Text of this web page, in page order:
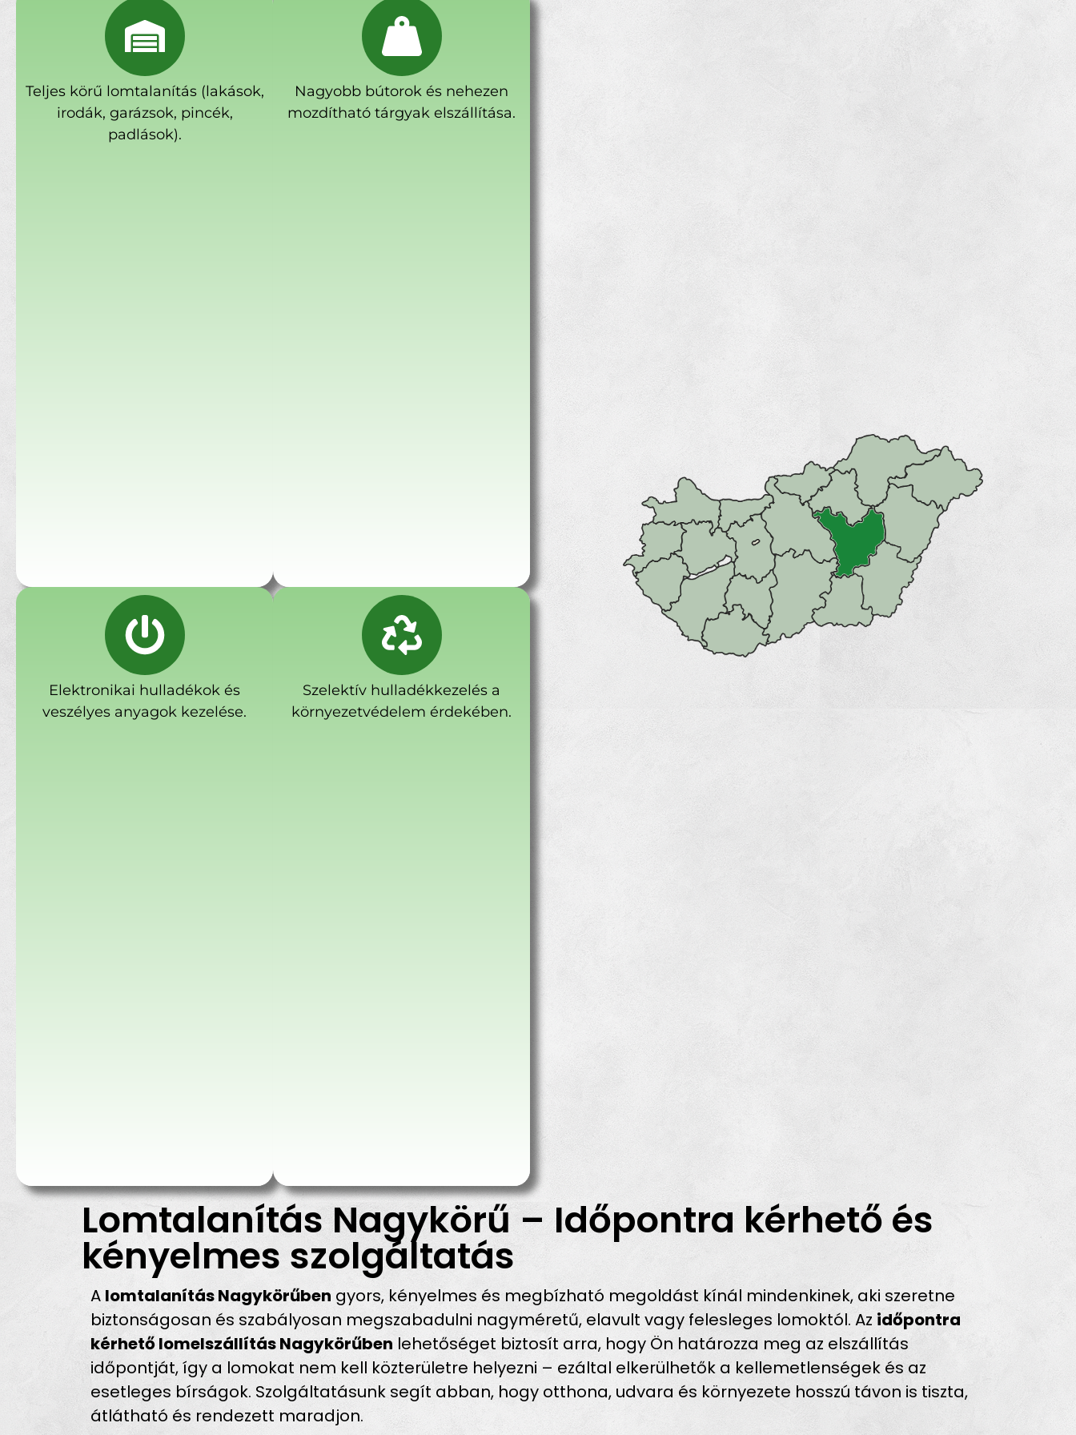
Teljes körű lomtalanítás (lakások,
irodák, garázsok, pincék,
padlások).
Nagyobb bútorok és nehezen
mozdítható tárgyak elszállítása.
Elektronikai hulladékok és
veszélyes anyagok kezelése.
Szelektív hulladékkezelés a
környezetvédelem érdekében.
Lomtalanítás Nagykörű – Időpontra kérhető és
kényelmes szolgáltatás
A lomtalanítás Nagykörűben gyors, kényelmes és megbízható megoldást kínál mindenkinek, aki szeretne
biztonságosan és szabályosan megszabadulni nagyméretű, elavult vagy felesleges lomoktól. Az időpontra
kérhető lomelszállítás Nagykörűben lehetőséget biztosít arra, hogy Ön határozza meg az elszállítás
időpontját, így a lomokat nem kell közterületre helyezni – ezáltal elkerülhetők a kellemetlenségek és az
esetleges bírságok. Szolgáltatásunk segít abban, hogy otthona, udvara és környezete hosszú távon is tiszta,
átlátható és rendezett maradjon.